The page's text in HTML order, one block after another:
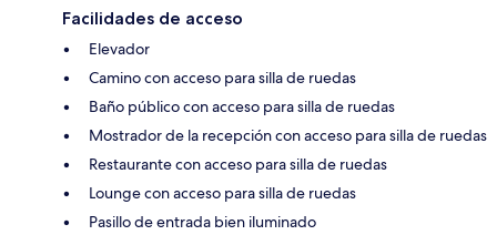
Facilidades de acceso
Elevador
Camino con acceso para silla de ruedas
Baño público con acceso para silla de ruedas
Mostrador de la recepción con acceso para silla de ruedas
Restaurante con acceso para silla de ruedas
Lounge con acceso para silla de ruedas
Pasillo de entrada bien iluminado